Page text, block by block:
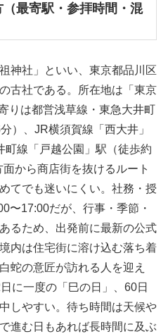
最寄駅・参拝時間・混
神社」といい、東京都品川区
古社である。所在地は「東京
りは都営浅草線・東急大井町
）、JR横須賀線「西大井」
町線「戸越公園」駅（徒歩約
から商店街を抜けるルート
てでも迷いにくい。社務・授
〜17:00だが、行事・季節・
るため、出発前に最新の公式
内は住宅街に溶け込む落ち着
蛇の意匠が訪れる人を迎え
に一度の「巳の日」、60日
しやすい。待ち時間は天候や
進む日もあれば長時間に及ぶ